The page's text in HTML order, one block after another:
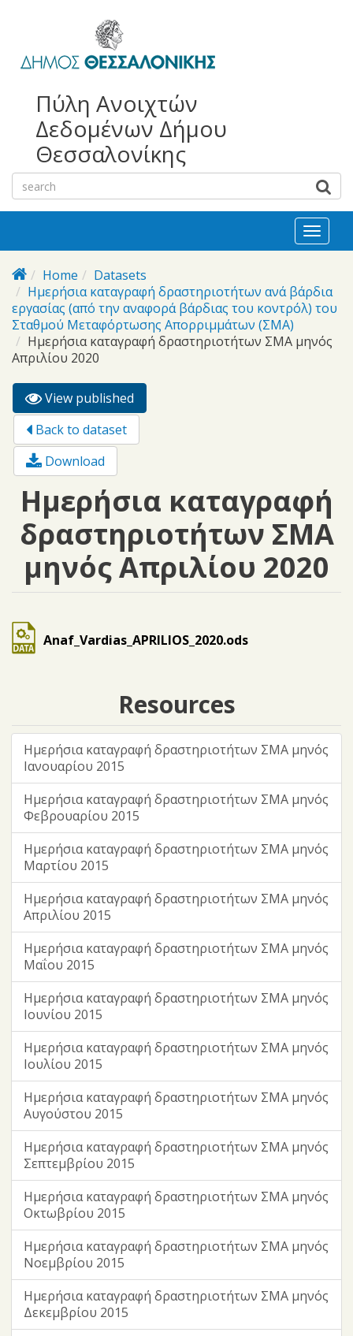
bayan
escort
escort
Πύλη Ανοιχτών
Δεδομένων Δήμου
Θεσσαλονίκης
Toggle
Home
Datasets
Ημερήσια καταγραφή δραστηριοτήτων ανά βάρδια
εργασίας (από την αναφορά βάρδιας του κοντρόλ) του
Σταθμού Μεταφόρτωσης Απορριμμάτων (ΣΜΑ)
Ημερήσια καταγραφή δραστηριοτήτων ΣΜΑ μηνός
Απριλίου 2020
Primary tabs
View published
tab)
Back to dataset
Download
Ημερήσια καταγραφή
δραστηριοτήτων ΣΜΑ
μηνός Απριλίου 2020
Anaf_Vardias_APRILIOS_2020.ods
Resources
Ημερήσια καταγραφή δραστηριοτήτων ΣΜΑ μηνός
Ιανουαρίου 2015
Ημερήσια καταγραφή δραστηριοτήτων ΣΜΑ μηνός
Φεβρουαρίου 2015
Ημερήσια καταγραφή δραστηριοτήτων ΣΜΑ μηνός
Μαρτίου 2015
Ημερήσια καταγραφή δραστηριοτήτων ΣΜΑ μηνός
Απριλίου 2015
Ημερήσια καταγραφή δραστηριοτήτων ΣΜΑ μηνός
Μαΐου 2015
Ημερήσια καταγραφή δραστηριοτήτων ΣΜΑ μηνός
Ιουνίου 2015
Ημερήσια καταγραφή δραστηριοτήτων ΣΜΑ μηνός
Ιουλίου 2015
Ημερήσια καταγραφή δραστηριοτήτων ΣΜΑ μηνός
Αυγούστου 2015
Ημερήσια καταγραφή δραστηριοτήτων ΣΜΑ μηνός
Σεπτεμβρίου 2015
Ημερήσια καταγραφή δραστηριοτήτων ΣΜΑ μηνός
Οκτωβρίου 2015
Ημερήσια καταγραφή δραστηριοτήτων ΣΜΑ μηνός
Νοεμβρίου 2015
Ημερήσια καταγραφή δραστηριοτήτων ΣΜΑ μηνός
Δεκεμβρίου 2015